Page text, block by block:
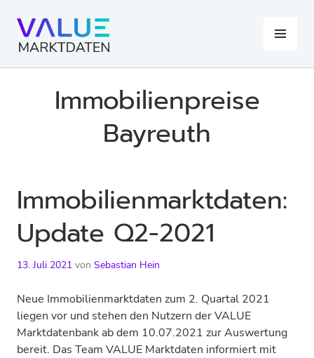
zum
Inhalt
MENÜ
Immobilienpreise
Bayreuth
Immobilienmarktdaten:
Update Q2-2021
13. Juli 2021 von Sebastian Hein
Neue Immobilienmarktdaten zum 2. Quartal 2021
liegen vor und stehen den Nutzern der VALUE
Marktdatenbank ab dem 10.07.2021 zur Auswertung
bereit. Das Team VALUE Marktdaten informiert mit